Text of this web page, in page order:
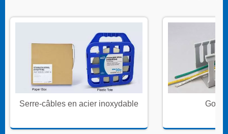
Serre-câbles en acier inoxydable